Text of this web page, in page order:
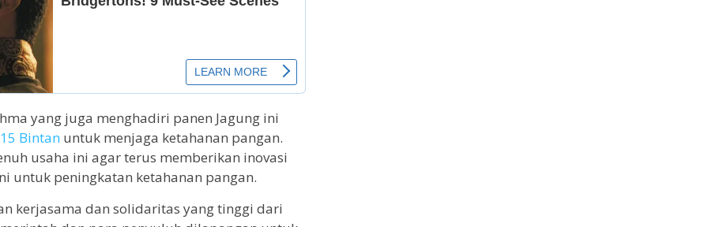
yang juga menghadiri panen Jagung ini
Bintan untuk menjaga ketahanan pangan.
usaha ini agar terus memberikan inovasi
untuk peningkatan ketahanan pangan.
kerjasama dan solidaritas yang tinggi dari